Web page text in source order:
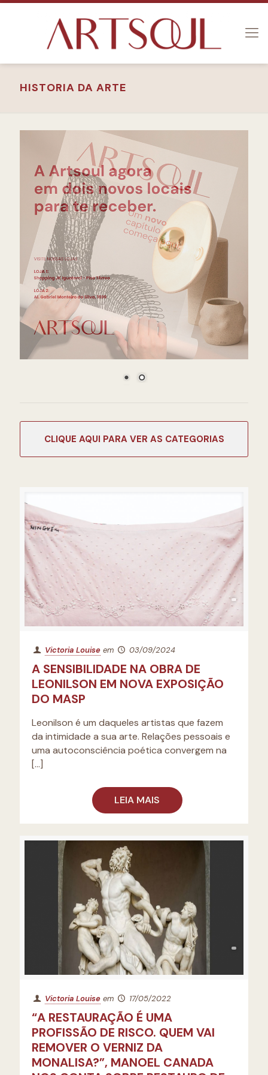
HISTORIA DA ARTE
Victoria Louise em 03/09/2024
A SENSIBILIDADE NA OBRA DE
LEONILSON EM NOVA EXPOSIÇÃO
DO MASP
Leonilson é um daqueles artistas que fazem
da intimidade a sua arte. Relações pessoais e
uma autoconsciência poética convergem na
[…]
LEIA MAIS
Victoria Louise em 17/05/2022
“A RESTAURAÇÃO É UMA
PROFISSÃO DE RISCO. QUEM VAI
REMOVER O VERNIZ DA
MONALISA?”, MANOEL CANADA
CATEGORIAS